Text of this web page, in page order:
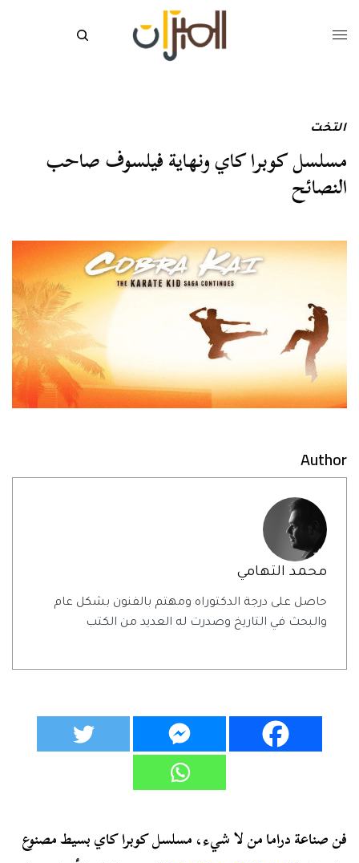
التخت
مسلسل كوبرا كاي ونهاية فيلسوف صاحب
النصائح
Author
محمد التهامي
حاصل على درجة الدكتوراه ومهتم بالفنون بشكل عام
والبحث في التاريخ وصدرت له العديد من الكتب
فن صناعة دراما من لا شيء، مسلسل كوبرا كاي بسيط مصنوع